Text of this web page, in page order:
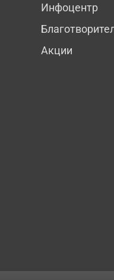
Инфоцентр
Акции